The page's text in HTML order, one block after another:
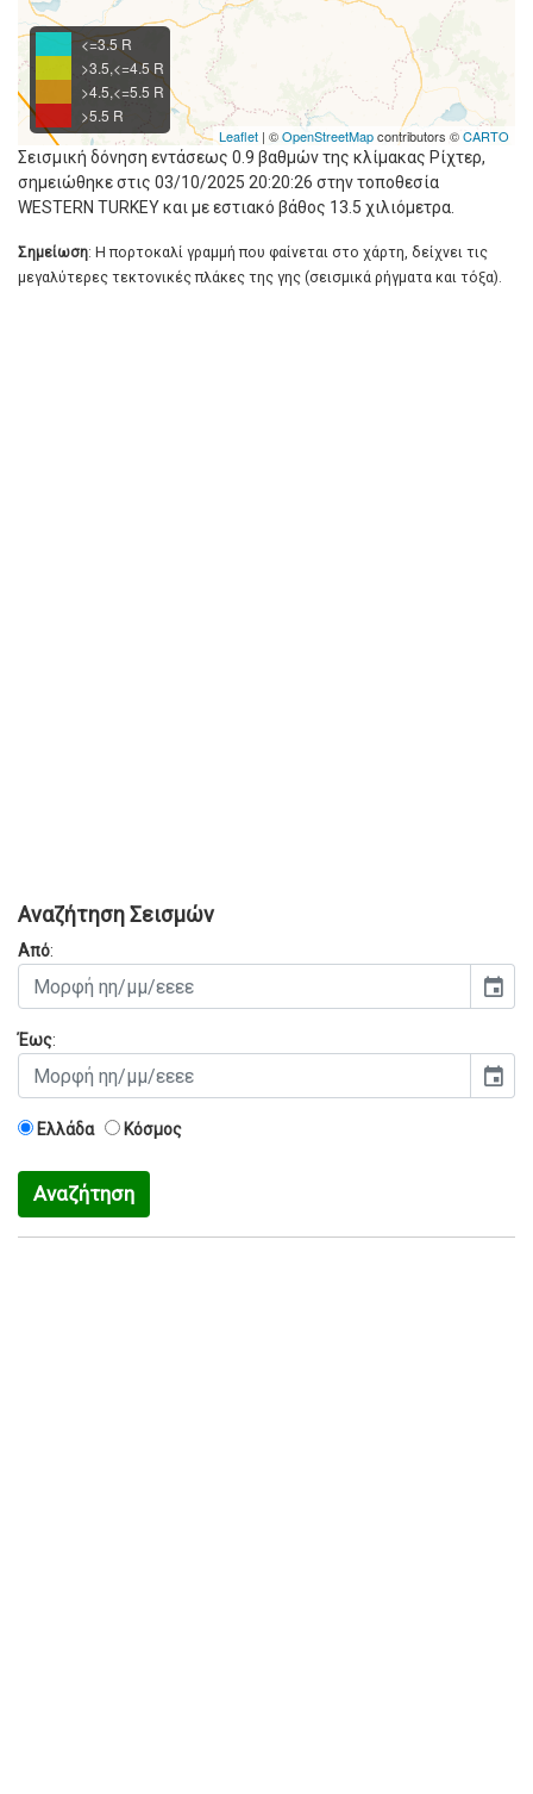
<=3.5 R
>3.5,<=4.5 R
>4.5,<=5.5 R
>5.5 R
Leaflet | ©OpenStreetMapcontributors ©CARTO
Σεισμική δόνηση εντάσεως 0.9 βαθμών της κλίμακας Ρίχτερ,
σημειώθηκε στις 03/10/2025 20:20:26 στην τοποθεσία
WESTERN TURKEY και με εστιακό βάθος 13.5 χιλιόμετρα.
Σημείωση: Η πορτοκαλί γραμμή που φαίνεται στο χάρτη, δείχνει τις
μεγαλύτερες τεκτονικές πλάκες της γης (σεισμικά ρήγματα και τόξα).
Αναζήτηση Σεισμών
Από:
event
Έως:
event
Ελλάδα Κόσμος
Αναζήτηση